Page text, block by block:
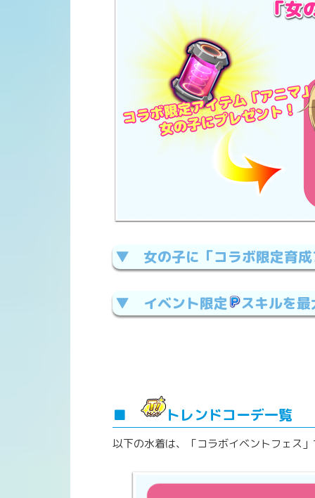
最大覚醒した「アリスギア・成子坂ビキ
を着て1回勝利する
(前半からの継続)
「Dランク ヴィーナス宙域調査フェ
戦」に勝利する
「Bランク ヴィーナス宙域調査フェ
「SS+ランク ヴィーナス宙域調査フ
勝戦」に勝利する
▼ 女の子に「コラボ限定育成
シェルシューティングや、ショップで手
ントしましょう。
渡して一気に育てるのも、
▼ イベント限定 スキルを
「アリスギア・成子坂ビキニ」をスキ
は、Cランク以上のコラボイベントフ
■ トレンドコーデ一覧
以下の水着は、「コラボイベントフェス